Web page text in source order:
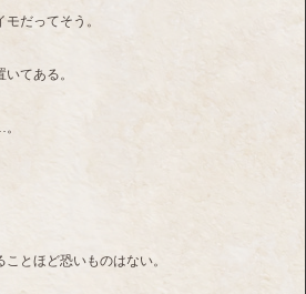
だってそう。
てある。
とほど恐いものはない。